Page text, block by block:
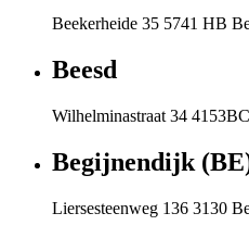
Beekerheide 35 5741 HB
Beesd
Wilhelminastraat 34
Begijnendijk
Liersesteenweg 136 3130